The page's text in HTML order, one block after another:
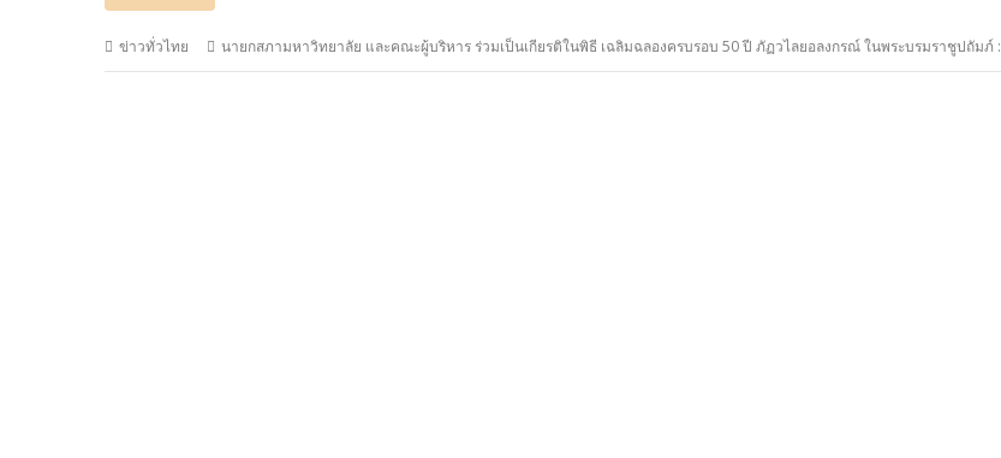
ข่าวทั่วไทย นายกสภามหาวิทยาลัย และคณะผู้บริหาร ร่วมเป็นเกียรติในพิธี เฉลิมฉลองครบรอบ 50 ปี ภัฏวไลยอลงกรณ์ ในพระบรมราชูปถัมภ์ :